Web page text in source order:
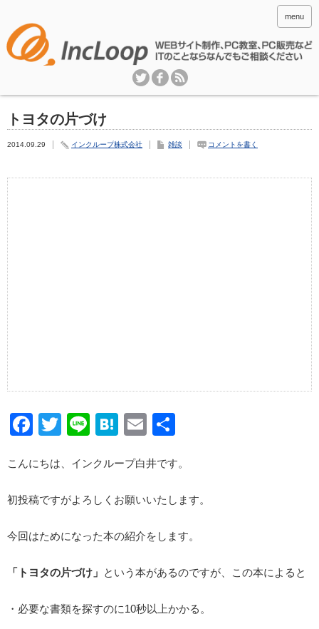
menu
トヨタの片づけ
2014.09.29 インクループ株式会社 雑談 コメントを書く
Facebook
Twitter
LineHatena
Email
こんにちは、インクループ白井です。
初投稿ですがよろしくお願いいたします。
今回はためになった本の紹介をします。
「トヨタの片づけ」 という本があるのですが、この本によると
・必要な書類を探すのに10秒以上かかる。